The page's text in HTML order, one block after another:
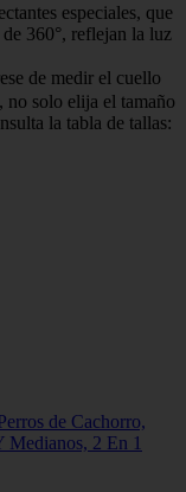
especiales, que
360°, reflejan la luz
de medir el cuello
no solo elija el tamaño
la tabla de tallas:
de Cachorro,
Medianos, 2 En 1